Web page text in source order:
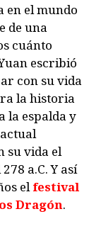
en el mundo
de una
cuánto
escribió
con su vida
la historia
la espalda y
su vida el
a.C. Y así
elfestival
Dragón.